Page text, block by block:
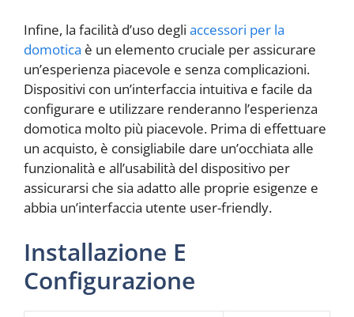
Infine, la facilità d’uso degli accessori per la
domotica è un elemento cruciale per assicurare
un’esperienza piacevole e senza complicazioni.
Dispositivi con un’interfaccia intuitiva e facile da
configurare e utilizzare renderanno l’esperienza
domotica molto più piacevole. Prima di effettuare
un acquisto, è consigliabile dare un’occhiata alle
funzionalità e all’usabilità del dispositivo per
assicurarsi che sia adatto alle proprie esigenze e
abbia un’interfaccia utente user-friendly.
Installazione E
Configurazione